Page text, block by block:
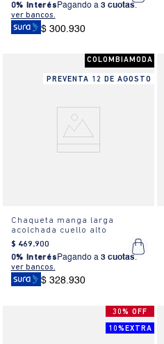
0% Interés Pagando a 3 cuotas.
ver bancos.
$ 300.930
COLOMBIAMODA
PREVENTA 12 DE AGOSTO
Chaqueta manga larga
acolchada cuello alto
$ 469.900
0% Interés Pagando a 3 cuotas.
ver bancos.
$ 328.930
30% OFF
10%EXTRA